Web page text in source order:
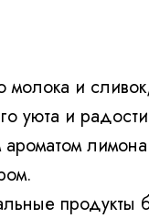
молока и
уюта и
продукты